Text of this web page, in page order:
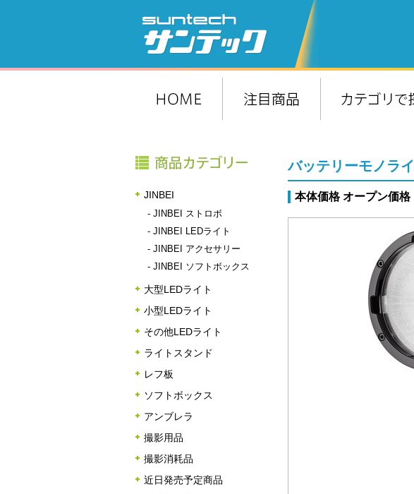
バッテリーモノラ
本体価格 オープン価格
JINBEI
- JINBEI ストロボ
- JINBEI LEDライト
- JINBEI アクセサリー
- JINBEI ソフトボックス
大型LEDライト
小型LEDライト
その他LEDライト
ライトスタンド
レフ板
ソフトボックス
アンブレラ
撮影用品
撮影消耗品
近日発売予定商品